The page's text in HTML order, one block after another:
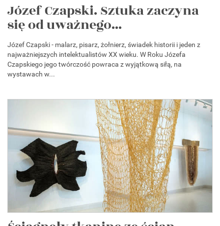
Józef Czapski. Sztuka zaczyna
się od uważnego...
Józef Czapski - malarz, pisarz, żołnierz, świadek historii i jeden z
najważniejszych intelektualistów XX wieku. W Roku Józefa
Czapskiego jego twórczość powraca z wyjątkową siłą, na
wystawach w...